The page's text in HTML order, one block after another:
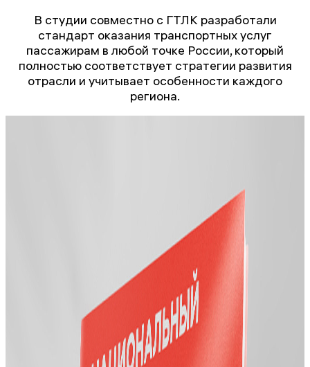
В студии совместно с ГТЛК разработали
стандарт оказания транспортных услуг
пассажирам в любой точке России, который
полностью соответствует стратегии развития
отрасли и учитывает особенности каждого
региона.